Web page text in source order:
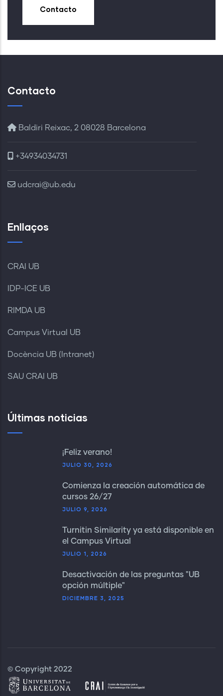
Contacto
Contacto
Baldiri Reixac, 2 08028 Barcelona
+34934034731
udcrai@ub.edu
Enllaços
CRAI UB
IDP-ICE UB
RIMDA UB
Campus Virtual UB
Docència UB (Intranet)
SAU CRAI UB
Últimas noticias
¡Feliz verano!
JULIO 30, 2026
Comienza la creación automática de
cursos 26/27
JULIO 9, 2026
Turnitin Similarity ya está disponible en
el Campus Virtual
JULIO 1, 2026
Desactivación de las preguntas "UB
opción múltiple"
DICIEMBRE 3, 2025
© Copyright 2022